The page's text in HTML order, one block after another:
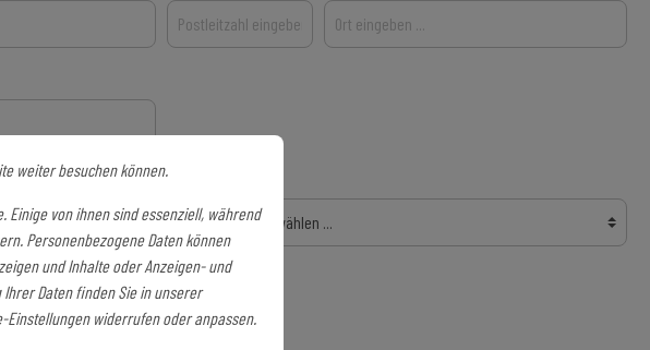
Bundesland
weiter besuchen können.
Einige von ihnen sind essenziell, während
Personenbezogene Daten können
und Inhalte oder Anzeigen- und
Daten finden Sie in unserer
Einstellungen widerrufen oder anpassen.